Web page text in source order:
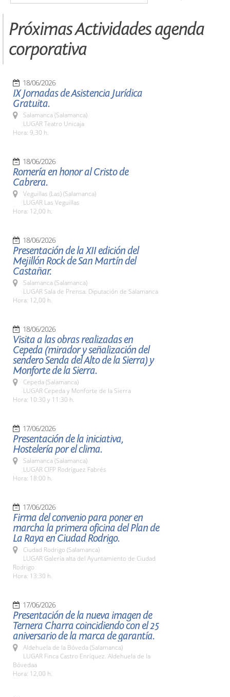
Próximas Actividades agenda
corporativa
18/06/2026
IX Jornadas de Asistencia Jurídica
Gratuita.
Salamanca (Salamanca)
LUGAR Teatro Unicaja
Hora: 9,30 h.
18/06/2026
Romería en honor al Cristo de
Cabrera.
Veguillas (Las) (Salamanca)
LUGAR Las Veguillas
Hora: 12,00 h.
18/06/2026
Presentación de la XII edición del
Mejillón Rock de San Martín del
Castañar.
Salamanca (Salamanca)
LUGAR Sala de Prensa. Diputación de Salamanca
Hora: 12,00 h.
18/06/2026
Visita a las obras realizadas en
Cepeda (mirador y señalización del
sendero Senda del Alto de la Sierra) y
Monforte de la Sierra.
Cepeda (Salamanca)
LUGAR Cepeda y Monforte de la Sierra
Hora: 10:30 y 11:30 h.
17/06/2026
Presentación de la iniciativa,
Hostelería por el clima.
Salamanca (Salamanca)
LUGAR CIFP Rodríguez Fabrés
Hora: 18:00 h.
17/06/2026
Firma del convenio para poner en
marcha la primera oficina del Plan de
La Raya en Ciudad Rodrigo.
Ciudad Rodrigo (Salamanca)
LUGAR Galería alta del Ayuntamiento de Ciudad
Rodrigo
Hora: 13:30 h.
17/06/2026
Presentación de la nueva imagen de
Ternera Charra coincidiendo con el 25
aniversario de la marca de garantía.
Aldehuela de la Bóveda (Salamanca)
LUGAR Finca Castro Enríquez. Aldehuela de la
Bóvedaa
Hora: 12,00 h.